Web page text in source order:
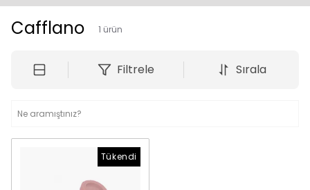
Cafflano 1 ürün
Filtrele Sırala
Tükendi